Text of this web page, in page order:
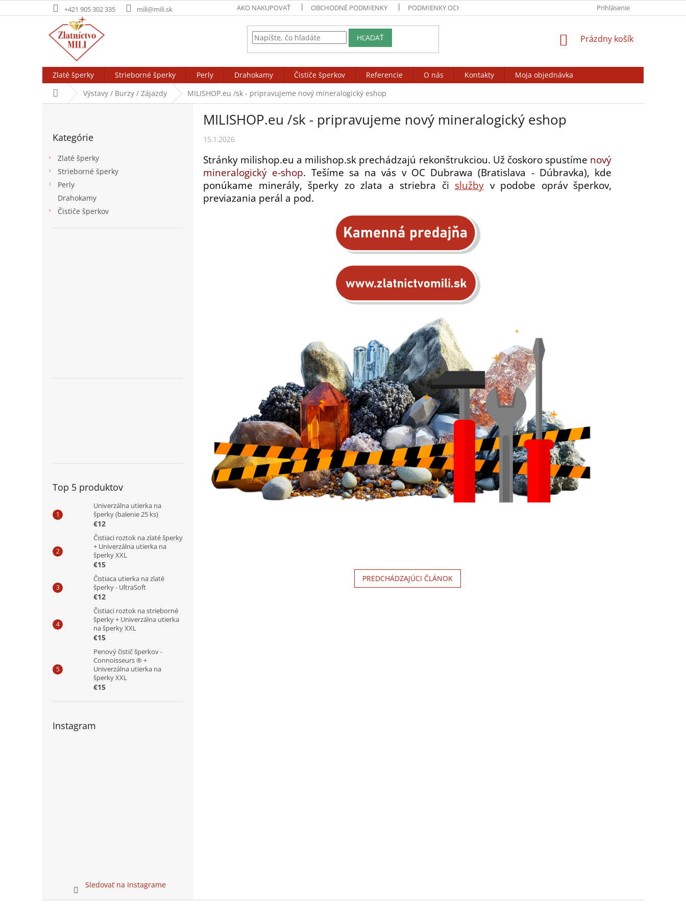
na
+421 905 302 335 mili@mili.sk AKO NAKUPOVAŤ OBCHODNÉ PODMIENKY PODMIENKY OCHRANY OSOBNÝCH ÚDAJOV VÝSTAVY / BURZY / ZÁJAZDY
Prihlásenie
HĽADAŤ
NÁKUPNÝ
Prázdny košík
Zlaté šperky Strieborné šperky Perly Drahokamy Čističe šperkov Referencie O nás Kontakty
Moja objednávka
DomovVýstavy / Burzy / Zájazdy MILISHOP.eu /sk - pripravujeme nový mineralogický eshop
kategórie
Kategórie
Zlaté šperky
Strieborné šperky
Perly
Drahokamy
Čističe šperkov
Top 5 produktov
Univerzálna utierka na
šperky (balenie 25 ks)
€12
Čistiaci roztok na zlaté šperky
+ Univerzálna utierka na
šperky XXL
€15
Čistiaca utierka na zlaté
šperky - UltraSoft
€12
Čistiaci roztok na strieborné
šperky + Univerzálna utierka
na šperky XXL
€15
Penový čistič šperkov -
Connoisseurs ® +
Univerzálna utierka na
šperky XXL
€15
Instagram
Sledovať na Instagrame
MILISHOP.eu /sk - pripravujeme nový mineralogický eshop
15.1.2026
Stránky milishop.eu a milishop.sk prechádzajú rekonštrukciou. Už čoskoro spustíme nový
mineralogický e-shop. Tešíme sa na vás v OC Dubrawa (Bratislava - Dúbravka), kde
ponúkame minerály, šperky zo zlata a striebra či služby v podobe opráv šperkov,
previazania perál a pod.
PREDCHÁDZAJÚCI ČLÁNOK